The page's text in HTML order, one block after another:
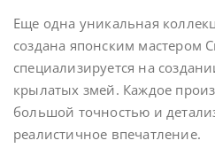
Еще одна уникальная
создана японским мастером
специализируется на
крылатых змей. Каждое
большой точностью и
реалистичное впечатление.